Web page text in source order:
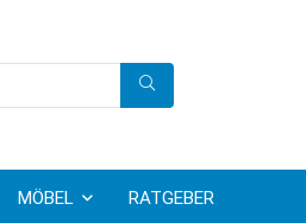
MÖBEL RATGEBER